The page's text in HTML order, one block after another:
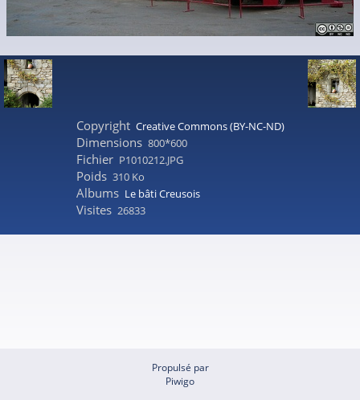
Copyright Creative Commons (BY-NC-ND)
Dimensions 800*600
Fichier P1010212.JPG
Poids 310 Ko
Albums Le bâti Creusois
Visites 26833
Propulsé par
Piwigo